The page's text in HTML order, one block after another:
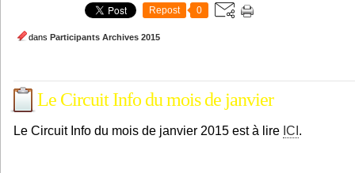
Repost 0
dans Participants Archives 2015
Le Circuit Info du mois de janvier
Le Circuit Info du mois de janvier 2015 est à lire ICI .